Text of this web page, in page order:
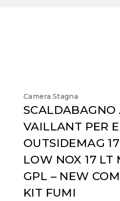
Camera Stagna
SCALDABAGNO
VAILLANT PER
OUTSIDEMAG
LOW NOX 17 LT
GPL – NEW
KIT FUMI